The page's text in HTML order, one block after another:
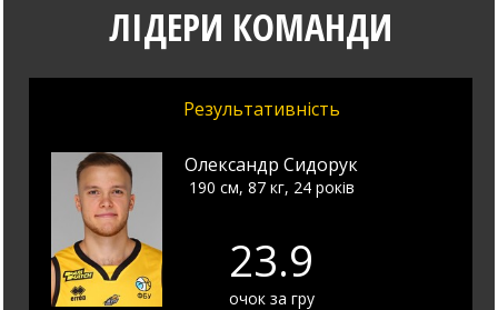
ЛІДЕРИ КОМАНДИ
Результативність
Олександр Сидорук
190 см, 87 кг, 24 років
23.9
очок за гру